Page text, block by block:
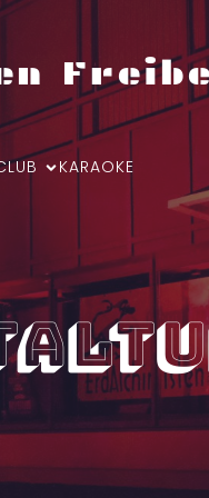
KARAOKE